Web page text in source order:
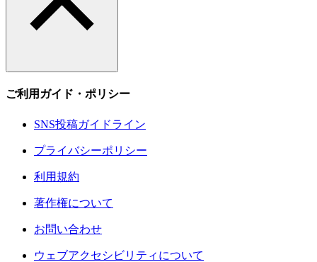
ご利用ガイド・ポリシー
SNS投稿ガイドライン
プライバシーポリシー
利用規約
著作権について
お問い合わせ
ウェブアクセシビリティについて